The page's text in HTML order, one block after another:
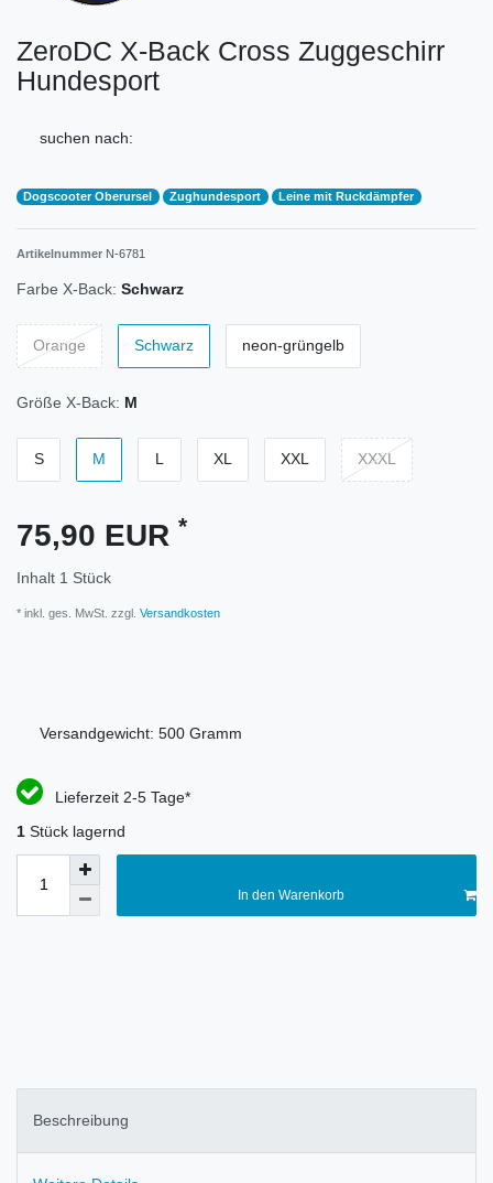
ZeroDC X-Back Cross Zuggeschirr
Hundesport
suchen nach:
Dogscooter Oberursel Zughundesport Leine mit Ruckdämpfer
Artikelnummer N-6781
Farbe X-Back: Schwarz
Orange Schwarz neon-grüngelb
Größe X-Back: M
S M L XL XXL XXXL
75,90 EUR *
Inhalt 1 Stück
* inkl. ges. MwSt. zzgl. Versandkosten
Versandgewicht: 500 Gramm
Lieferzeit 2-5 Tage*
1 Stück lagernd
In den Warenkorb
Beschreibung